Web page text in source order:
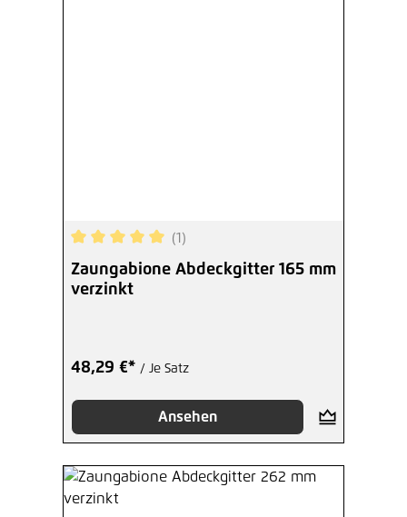
Durchschnittliche Bewertung von 5 von 5
(1)
Zaungabione Abdeckgitter 165 mm
verzinkt
48,29 €* / Je Satz
Ansehen